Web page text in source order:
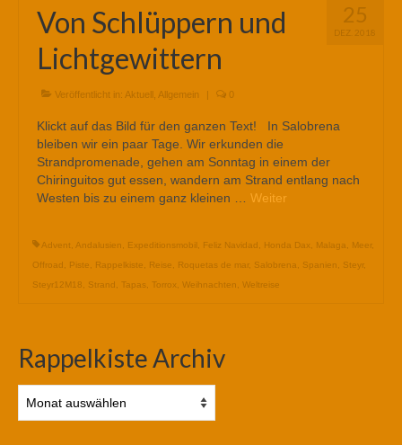
25
DEZ. 2018
Von Schlüppern und
Lichtgewittern
Veröffentlicht in: Aktuell Allgemein | 0
Klickt auf das Bild für den ganzen Text! In Salobrena
bleiben wir ein paar Tage. Wir erkunden die
Strandpromenade, gehen am Sonntag in einem der
Chiringuitos gut essen, wandern am Strand entlang nach
Westen bis zu einem ganz kleinen … Weiter
Advent Andalusien Expeditionsmobil Feliz Navidad Honda Dax Malaga Meer,
Offroad
Piste Rappelkiste Reise Roquetas de mar, Salobrena Spanien Steyr,
Steyr12M18
Strand Tapas Torrox Weihnachten Weltreise
Rappelkiste Archiv
Archiv